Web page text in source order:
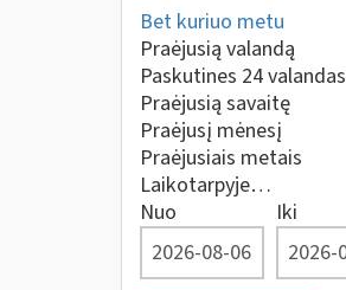
Bet kuriuo metu
Praėjusią valandą
Paskutines 24 valandas
Praėjusią savaitę
Praėjusį mėnesį
Praėjusiais metais
Laikotarpyje…
Nuo
Iki